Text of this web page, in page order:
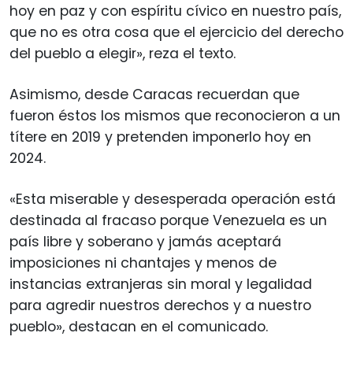
hoy en paz y con espíritu cívico en nuestro país,
que no es otra cosa que el ejercicio del derecho
del pueblo a elegir», reza el texto.
Asimismo, desde Caracas recuerdan que
fueron éstos los mismos que reconocieron a un
títere en 2019 y pretenden imponerlo hoy en
2024.
«Esta miserable y desesperada operación está
destinada al fracaso porque Venezuela es un
país libre y soberano y jamás aceptará
imposiciones ni chantajes y menos de
instancias extranjeras sin moral y legalidad
para agredir nuestros derechos y a nuestro
pueblo», destacan en el comunicado.